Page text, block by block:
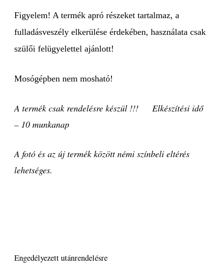
Figyelem! A termék apró részeket tartalmaz, a
fulladásveszély elkerülése érdekében, használata csak
szülői felügyelettel ajánlott!
Mosógépben nem mosható!
A termék csak rendelésre készül !!! Elkészítési idő
– 10 munkanap
A fotó és az új termék között némi színbeli eltérés
lehetséges.
Engedélyezett utánrendelésre